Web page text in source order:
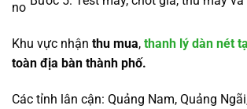
Khu vực nhận thu mua, thanh lý dàn nét
toàn địa bàn thành phố.
Các tỉnh lân cận: Quảng Nam, Quảng